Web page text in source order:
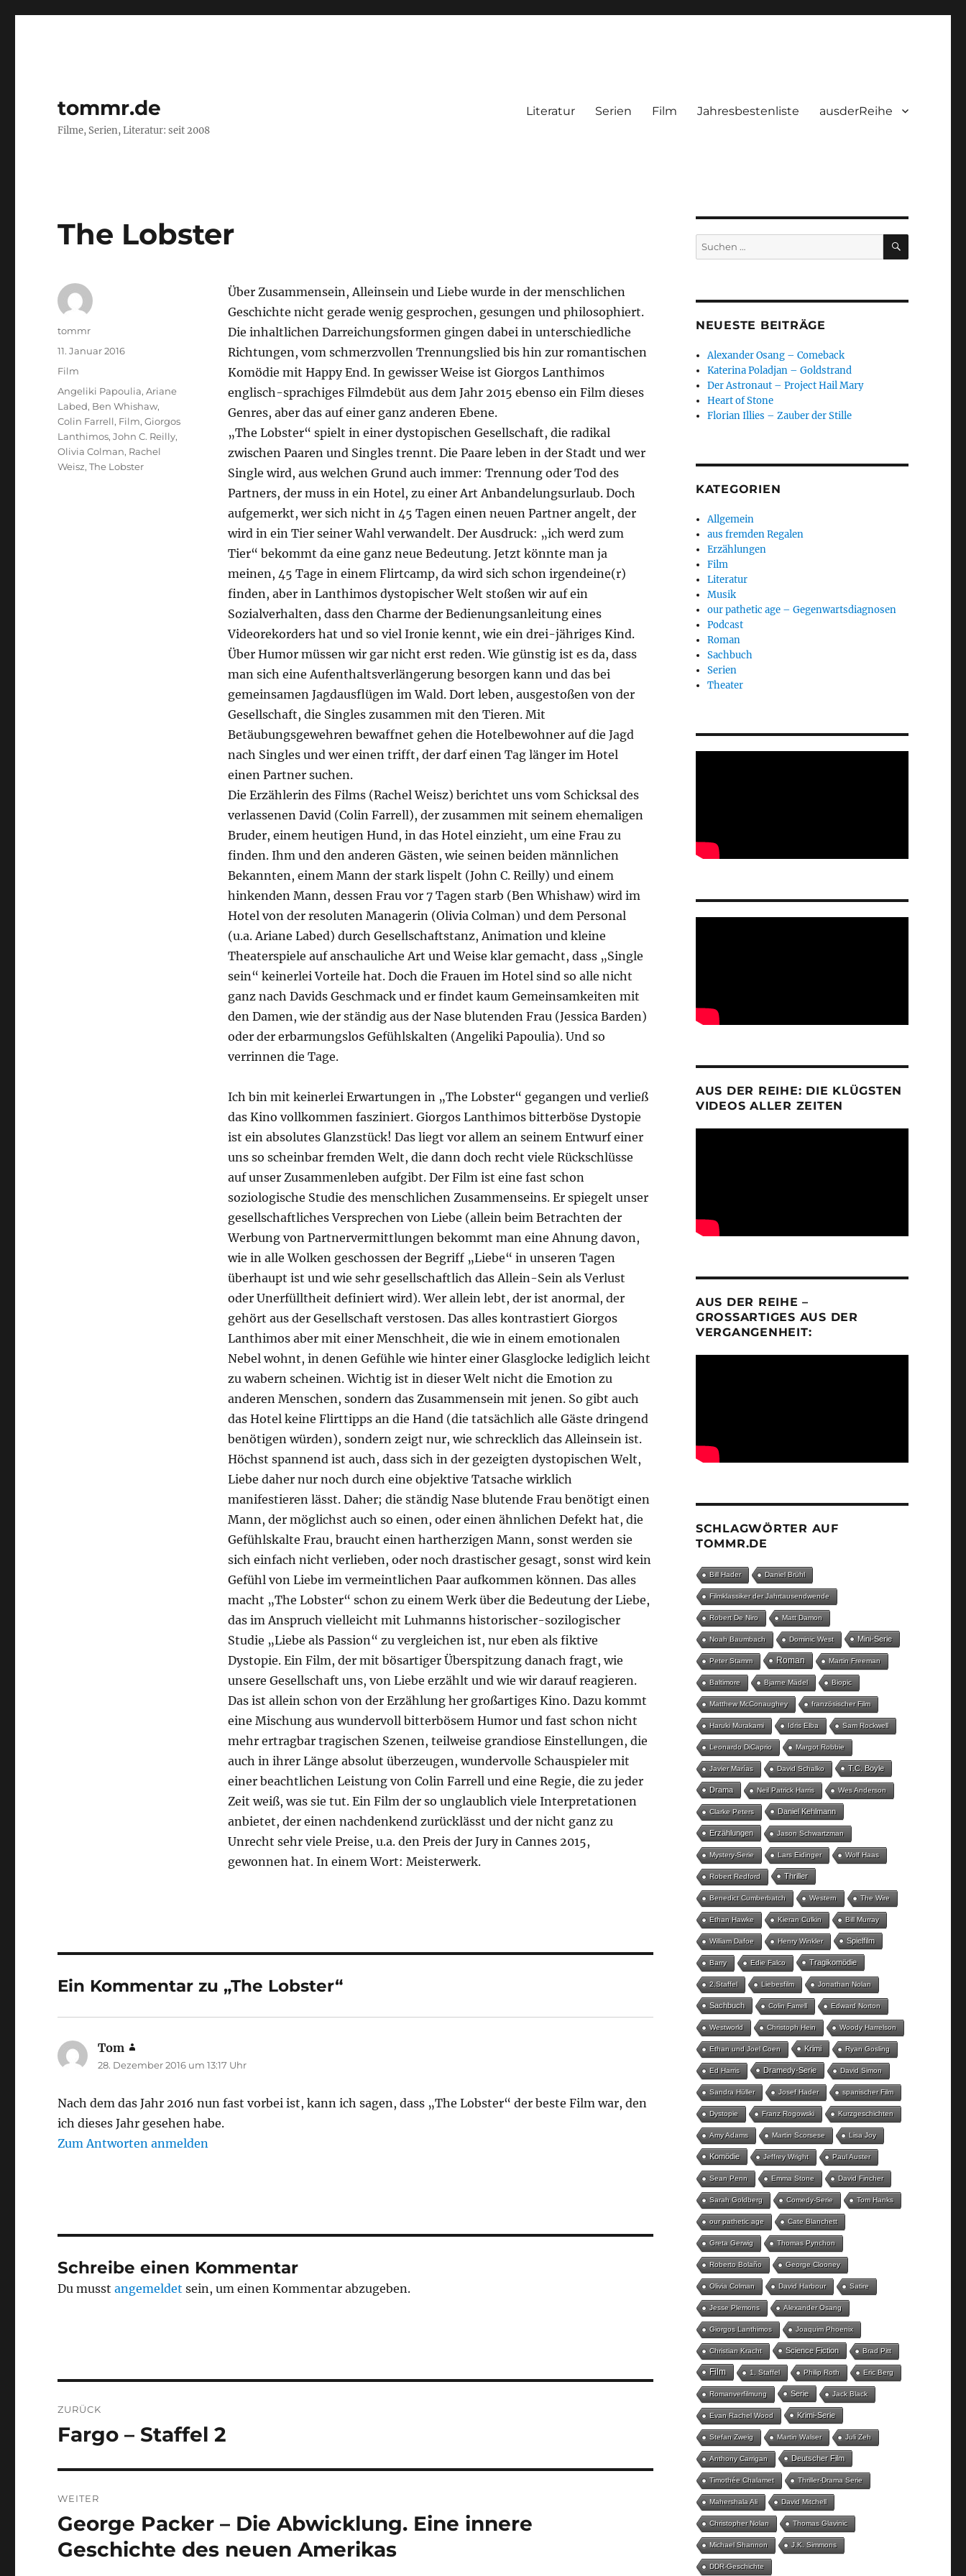
tommr.de
Filme, Serien, Literatur: seit 2008
Literatur Serien Film Jahresbestenliste ausderReihe
The Lobster
Über Zusammensein, Alleinsein und Liebe wurde in der menschlichen
Geschichte nicht gerade wenig gesprochen, gesungen und philosophiert.
Die inhaltlichen Darreichungsformen gingen dabei in unterschiedliche
Richtungen, vom schmerzvollen Trennungslied bis hin zur romantischen
Komödie mit Happy End. In gewisser Weise ist Giorgos Lanthimos
englisch-sprachiges Filmdebüt aus dem Jahr 2015 ebenso ein Film dieses
Genres, aber das auf einer ganz anderen Ebene.
„The Lobster“ spielt in einer dystopischen Gesellschaft, die radikal
zwischen Paaren und Singles trennt. Die Paare leben in der Stadt und wer
Single wird, aus welchen Grund auch immer: Trennung oder Tod des
Partners, der muss in ein Hotel, zu einer Art Anbandelungsurlaub. Doch
aufgemerkt, wer sich nicht in 45 Tagen einen neuen Partner angelt, der
wird in ein Tier seiner Wahl verwandelt. Der Ausdruck: „ich werd zum
Tier“ bekommt da eine ganz neue Bedeutung. Jetzt könnte man ja
meinen, 45 Tage in einem Flirtcamp, da wird sich schon irgendeine(r)
finden, aber in Lanthimos dystopischer Welt stoßen wir auf ein
Sozialverhalten, dass den Charme der Bedienungsanleitung eines
Videorekorders hat und so viel Ironie kennt, wie ein drei-jähriges Kind.
Über Humor müssen wir gar nicht erst reden. Wie günstig ist es da, dass
man sich eine Aufenthaltsverlängerung besorgen kann und das bei
gemeinsamen Jagdausflügen im Wald. Dort leben, ausgestoßen von der
Gesellschaft, die Singles zusammen mit den Tieren. Mit
Betäubungsgewehren bewaffnet gehen die Hotelbewohner auf die Jagd
nach Singles und wer einen trifft, der darf einen Tag länger im Hotel
einen Partner suchen.
Die Erzählerin des Films (Rachel Weisz) berichtet uns vom Schicksal des
verlassenen David (Colin Farrell), der zusammen mit seinem ehemaligen
Bruder, einem heutigen Hund, in das Hotel einzieht, um eine Frau zu
finden. Ihm und den anderen Gästen, wie seinen beiden männlichen
Bekannten, einem Mann der stark lispelt (John C. Reilly) und einem
hinkenden Mann, dessen Frau vor 7 Tagen starb (Ben Whishaw) wird im
Hotel von der resoluten Managerin (Olivia Colman) und dem Personal
(u.a. Ariane Labed) durch Gesellschaftstanz, Animation und kleine
Theaterspiele auf anschauliche Art und Weise klar gemacht, dass „Single
sein“ keinerlei Vorteile hat. Doch die Frauen im Hotel sind so alle nicht
ganz nach Davids Geschmack und er findet kaum Gemeinsamkeiten mit
den Damen, wie der ständig aus der Nase blutenden Frau (Jessica Barden)
oder der erbarmungslos Gefühlskalten (Angeliki Papoulia). Und so
verrinnen die Tage.
Ich bin mit keinerlei Erwartungen in „The Lobster“ gegangen und verließ
das Kino vollkommen fasziniert. Giorgos Lanthimos bitterböse Dystopie
ist ein absolutes Glanzstück! Das liegt vor allem an seinem Entwurf einer
uns so scheinbar fremden Welt, die dann doch recht viele Rückschlüsse
auf unser Zusammenleben aufgibt. Der Film ist eine fast schon
soziologische Studie des menschlichen Zusammenseins. Er spiegelt unser
gesellschaftliches Versprechen von Liebe (allein beim Betrachten der
Werbung von Partnervermittlungen bekommt man eine Ahnung davon,
wie in alle Wolken geschossen der Begriff „Liebe“ in unseren Tagen
überhaupt ist und wie sehr gesellschaftlich das Allein-Sein als Verlust
oder Unerfülltheit definiert wird). Wer allein lebt, der ist anormal, der
gehört aus der Gesellschaft verstosen. Das alles kontrastiert Giorgos
Lanthimos aber mit einer Menschheit, die wie in einem emotionalen
Nebel wohnt, in denen Gefühle wie hinter einer Glasglocke lediglich leicht
zu wabern scheinen. Wichtig ist in dieser Welt nicht die Emotion zu
anderen Menschen, sondern das Zusammensein mit jenen. So gibt auch
das Hotel keine Flirttipps an die Hand (die tatsächlich alle Gäste dringend
benötigen würden), sondern zeigt nur, wie schrecklich das Alleinsein ist.
Höchst spannend ist auch, dass sich in der gezeigten dystopischen Welt,
Liebe daher nur noch durch eine objektive Tatsache wirklich
manifestieren lässt. Daher; die ständig Nase blutende Frau benötigt einen
Mann, der möglichst auch so einen, oder einen ähnlichen Defekt hat, die
Gefühlskalte Frau, braucht einen hartherzigen Mann, sonst werden sie
sich einfach nicht verlieben, oder noch drastischer gesagt, sonst wird kein
Gefühl von Liebe im vermeintlichen Paar aufkommen können. Das alles
macht „The Lobster“ schon zu einem Werk über die Bedeutung der Liebe,
das im Anspruch vielleicht mit Luhmanns historischer-sozilogischer
Studie „Liebe als Passion“ zu vergleichen ist, nur eben als fiktive
Dystopie. Ein Film, der mit bösartiger Überspitzung danach fragt, wie
unsere Gesellschaft uns, von Liebe erzählt und wie wir darauf reagieren.
Das ist allein schon von der Erzählung her großartiges Kino. Dazu kommt
eine Mischung aus wundervoll bitterbösem Humor und fast schon nicht
mehr ertragbar tragischen Szenen, teilweise grandiose Einstellungen, die
auch in ihrer Länge absolut überzeugen, wundervolle Schauspieler mit
einer beachtlichen Leistung von Colin Farrell und eine Regie, die zu jeder
Zeit weiß, was sie tut. Ein Film der so unglaublich viele Interpretationen
anbietet, der einen nachdenkend zurücklässt und der nicht ganz zu
Unrecht sehr viele Preise, u.a. den Preis der Jury in Cannes 2015,
gewonnen hat. In einem Wort: Meisterwerk.
Autor
tommr
Veröffentlicht
am
11. Januar 2016
Kategorien
Film
Schlagwörter
Angeliki Papoulia,Ariane
Labed, Ben Whishaw,
Colin Farrell, Film,Giorgos
Lanthimos,John C. Reilly,
Olivia Colman, Rachel
Weisz,The Lobster
Ein Kommentar zu „The Lobster“
Tom
28. Dezember 2016 um 13:17 Uhr
Nach dem das Jahr 2016 nun fast vorbei ist, kann ich sagen, dass „The Lobster“ der beste Film war, den
ich dieses Jahr gesehen habe.
Zum Antworten anmelden
Schreibe einen Kommentar
Du musstangemeldet sein, um einen Kommentar abzugeben.
ZURÜCK
Vorheriger
Fargo – Staffel 2
WEITER
Nächster
Beitrag:
George Packer – Die Abwicklung. Eine innere
Geschichte des neuen Amerikas
Suchen
nach:
SUCHEN
NEUESTE BEITRÄGE
Alexander Osang – Comeback
Katerina Poladjan – Goldstrand
Der Astronaut – Project Hail Mary
Heart of Stone
Florian Illies – Zauber der Stille
KATEGORIEN
Allgemein
aus fremden Regalen
Erzählungen
Film
Literatur
Musik
our pathetic age – Gegenwartsdiagnosen
Podcast
Roman
Sachbuch
Serien
Theater
AUS DER REIHE: DIE KLÜGSTEN
VIDEOS ALLER ZEITEN
AUS DER REIHE –
GROSSARTIGES AUS DER V
ERGANGENHEIT:
SCHLAGWÖRTER AUF
TOMMR.DE
Bill Hader Daniel Brühl
Filmklassiker der Jahrtausendwende
Robert De Niro Matt Damon
Noah Baumbach Dominic West Mini-Serie
Peter Stamm Roman Martin Freeman
Baltimore Bjarne Mädel Biopic
Matthew McConaughey französischer Film
Haruki Murakami Idris Elba Sam Rockwell
Leonardo DiCaprio Margot Robbie
Javier Marías David Schalko T.C. Boyle
Drama Neil Patrick Harris Wes Anderson
Clarke Peters Daniel Kehlmann
Erzählungen Jason Schwartzman
Mystery-Serie Lars Eidinger Wolf Haas
Robert Redford Thriller
Benedict Cumberbatch Western The Wire
Ethan Hawke Kieran Culkin Bill Murray
William Dafoe Henry Winkler Spielfilm
Barry Edie Falco Tragikomödie
2.Staffel Liebesfilm Jonathan Nolan
Sachbuch Colin Farrell Edward Norton
Westworld Christoph Hein Woody Harrelson
Ethan und Joel Coen Krimi Ryan Gosling
Ed Harris Dramedy-Serie David Simon
Sandra Hüller Josef Hader spanischer Film
Dystopie Franz Rogowski Kurzgeschichten
Amy Adams Martin Scorsese Lisa Joy
Komödie Jeffrey Wright Paul Auster
Sean Penn Emma Stone David Fincher
Sarah Goldberg Comedy-Serie Tom Hanks
our pathetic age Cate Blanchett
Greta Gerwig Thomas Pynchon
Roberto Bolaño George Clooney
Olivia Colman David Harbour Satire
Jesse Plemons Alexander Osang
Giorgos Lanthimos Joaquim Phoenix
Christian Kracht Science Fiction Brad Pitt
Film 1. Staffel Philip Roth Eric Berg
Romanverfilmung Serie Jack Black
Evan Rachel Wood Krimi-Serie
Stefan Zweig Martin Walser Juli Zeh
Anthony Carrigan Deutscher Film
Timothée Chalamet Thriller-Drama Serie
Mahershala Ali David Mitchell
Christopher Nolan Thomas Glavinic
Michael Shannon J.K. Simmons
DDR-Geschichte